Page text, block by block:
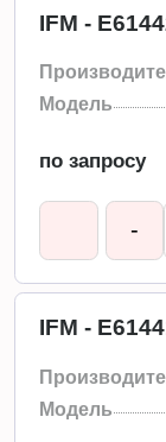
IFM -
Модель
по запросу
-
IFM -
Модель